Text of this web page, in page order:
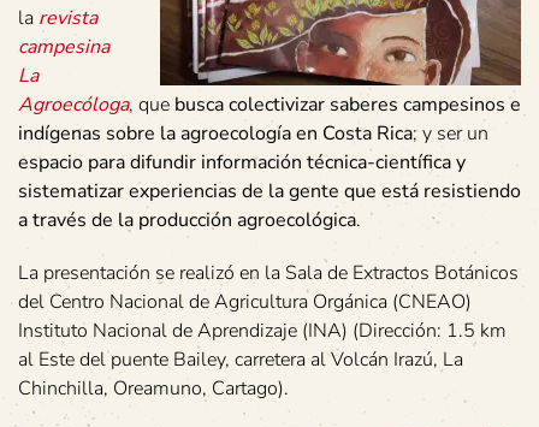
la revista
campesina
La
Agroecóloga, quebusca colectivizar saberes campesinos e
indígenas sobre la agroecología en Costa Rica; y ser un
espacio para difundir información técnica-científica y
sistematizar experiencias de la gente que está resistiendo
a través de la producción agroecológica.
La presentación se realizó en la Sala de Extractos Botánicos
del Centro Nacional de Agricultura Orgánica (CNEAO)
Instituto Nacional de Aprendizaje (INA) (Dirección: 1.5 km
al Este del puente Bailey, carretera al Volcán Irazú, La
Chinchilla, Oreamuno, Cartago).